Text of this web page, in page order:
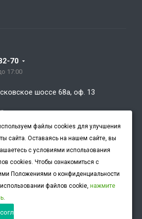
70
17:00
шоссе 68а, оф. 13
права защищены.
cookies
ПЭП
файлы cookies для улучшения
сайта. Оставаясь на нашем сайте, вы
с условиями использования
cookies. Чтобы ознакомиться с
Положениями о конфиденциальности
файлов cookie,нажмите
.